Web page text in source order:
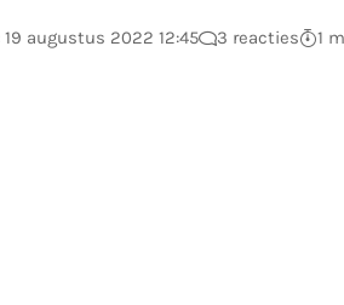
augustus 2022 12:45 3 reacties 1